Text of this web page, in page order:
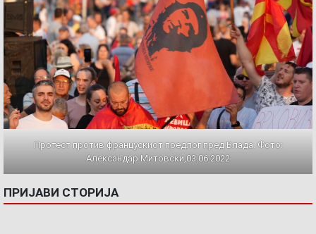
Протест против францускиот предлог пред Влада. Фото:
Александар Митовски,03.06.2022
ПРИЈАВИ СТОРИЈА